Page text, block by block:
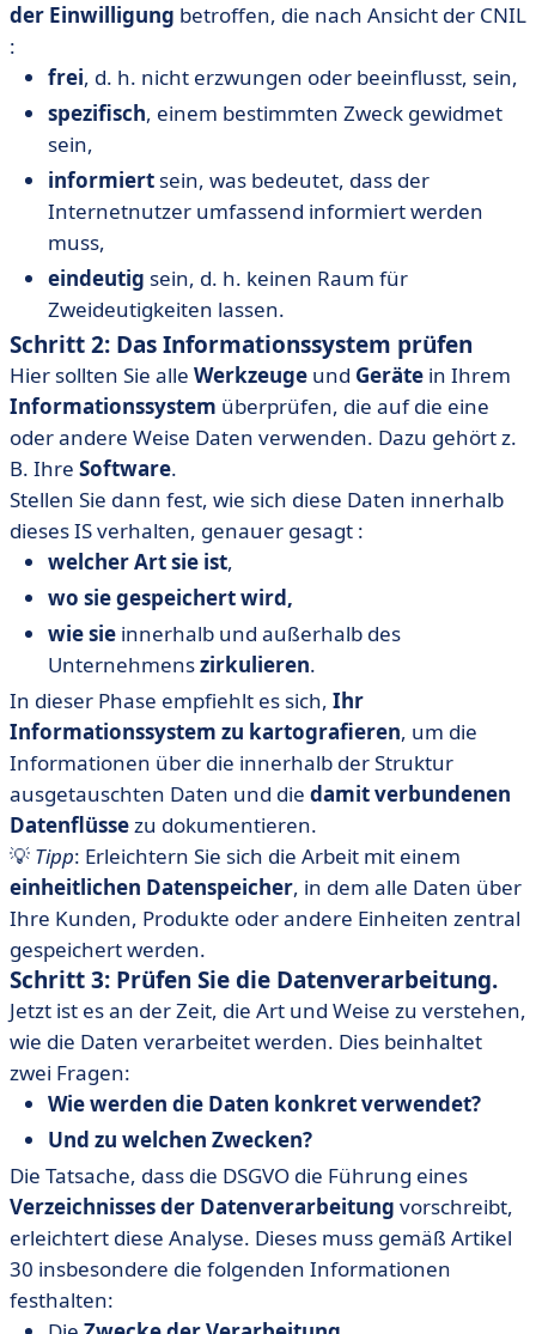
der Einwilligung betroffen, die nach Ansicht der CNIL
:
frei, d. h. nicht erzwungen oder beeinflusst, sein,
spezifisch, einem bestimmten Zweck gewidmet
sein,
informiert sein, was bedeutet, dass der
Internetnutzer umfassend informiert werden
muss,
eindeutig sein, d. h. keinen Raum für
Zweideutigkeiten lassen.
Schritt 2: Das Informationssystem prüfen
Hier sollten Sie alle Werkzeuge und Geräte in Ihrem
Informationssystem überprüfen, die auf die eine
oder andere Weise Daten verwenden. Dazu gehört z.
B. Ihre Software.
Stellen Sie dann fest, wie sich diese Daten innerhalb
dieses IS verhalten, genauer gesagt :
welcher Art sie ist,
wo sie gespeichert wird,
wie sie innerhalb und außerhalb des
Unternehmenszirkulieren.
In dieser Phase empfiehlt es sich, Ihr
Informationssystem zu kartografieren, um die
Informationen über die innerhalb der Struktur
ausgetauschten Daten und die damit verbundenen
Datenflüssezu dokumentieren.
💡 Tipp: Erleichtern Sie sich die Arbeit mit einem
einheitlichen Datenspeicher, in dem alle Daten über
Ihre Kunden, Produkte oder andere Einheiten zentral
gespeichert werden.
Schritt 3: Prüfen Sie die Datenverarbeitung.
Jetzt ist es an der Zeit, die Art und Weise zu verstehen,
wie die Daten verarbeitet werden. Dies beinhaltet
zwei Fragen:
Wie werden die Daten konkret verwendet?
Und zu welchen Zwecken?
Die Tatsache, dass die DSGVO die Führung eines
Verzeichnisses der Datenverarbeitung vorschreibt,
erleichtert diese Analyse. Dieses muss gemäß Artikel
30 insbesondere die folgenden Informationen
festhalten: